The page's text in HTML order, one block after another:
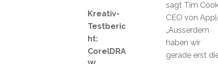
sagt Tim
CEO von
„Ausserdem
haben wir
gerade erst
Kreativ-
Testberic
ht:
CorelDRA